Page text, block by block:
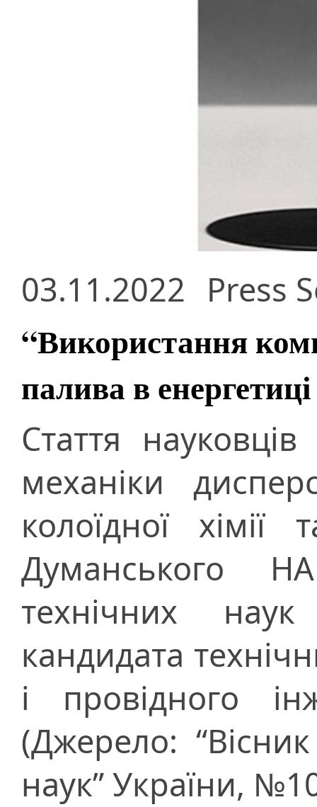
03.11.2022 Press
“Використання
палива в
Стаття науковців
механіки
колоїдної
Думанського
технічних
кандидата
і провідного
(Джерело:
наук” України,